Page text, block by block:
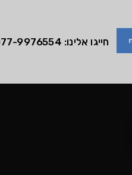
חייגו אלינו: 077-9976554